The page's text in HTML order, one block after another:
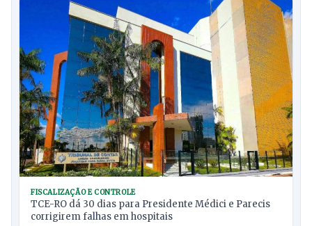
FISCALIZAÇÃO E CONTROLE
TCE-RO dá 30 dias para Presidente Médici e Parecis
corrigirem falhas em hospitais